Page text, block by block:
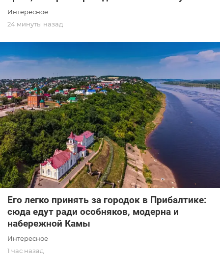
Интересное
24 минуты назад
Его легко принять за городок в Прибалтике:
сюда едут ради особняков, модерна и
набережной Камы
Интересное
1 час назад